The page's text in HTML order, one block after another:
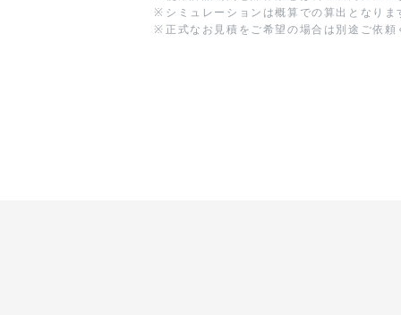
※ シミュレーションは概算での算出となりま
※ 正式なお見積をご希望の場合は別途ご依頼